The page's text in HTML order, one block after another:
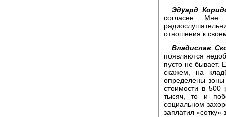
Эдуард
согласен.
отношения к
Владислав
появляются
пусто не бывает.
скажем, на
определены зоны
стоимости в 500
тысяч, то и
социальном
заплатил